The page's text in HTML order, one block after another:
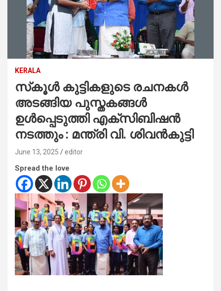
KERALA
സ്‌കൂൾ കുട്ടികളുടെ രചനകൾ
അടങ്ങിയ പുസ്തകങ്ങൾ
ഉൾപ്പെടുത്തി എക്സിബിഷൻ
നടത്തും : മന്ത്രി വി. ശിവൻകുട്ടി
June 13, 2025 editor
Spread the love